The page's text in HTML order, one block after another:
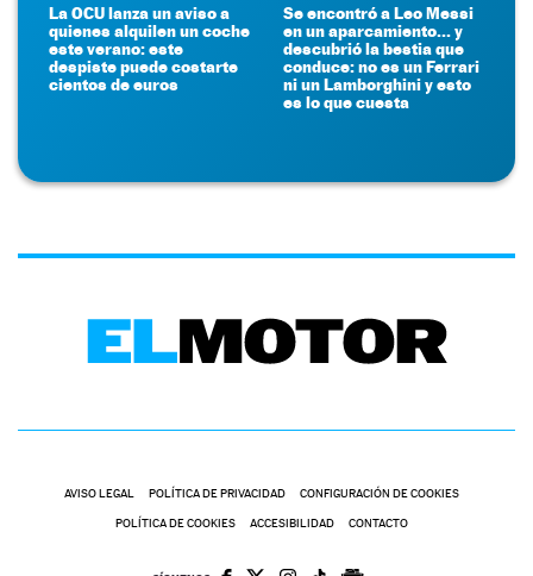
La OCU lanza un aviso a
quienes alquilen un coche
este verano: este
despiste puede costarte
cientos de euros
Se encontró a Leo Messi
en un aparcamiento... y
descubrió la bestia que
conduce: no es un Ferrari
ni un Lamborghini y esto
es lo que cuesta
AVISO LEGAL POLÍTICA DE PRIVACIDAD CONFIGURACIÓN DE COOKIES
POLÍTICA DE COOKIES ACCESIBILIDAD CONTACTO